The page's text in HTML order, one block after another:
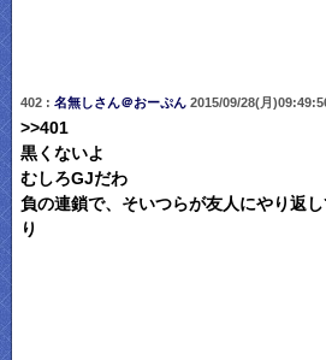
402 : 名無しさん＠おーぷん2015/09/28(月
>>401
黒くないよ
むしろGJだわ
負の連鎖で、そいつらが友人にやり返
り